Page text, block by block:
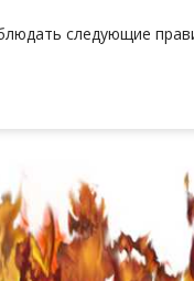
следующие